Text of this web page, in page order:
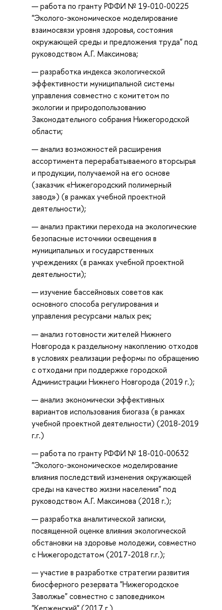
работа по гранту РФФИ № 19-010-00225
"Эколого-экономическое моделирование
взаимосвязи уровня здоровья, состояния
окружающей среды и предложения труда" под
руководством А.Г. Максимова;
разработка индекса экологической
эффективности муниципальной системы
управления совместно с комитетом по
экологии и природопользованию
Законодательного собрания Нижегородской
области;
анализ возможностей расширения
ассортимента перерабатываемого вторсырья
и продукции, получаемой на его основе
(заказчик «Нижегородский полимерный
завод») (в рамках учебной проектной
деятельности);
анализ практики перехода на экологические
безопасные источники освещения в
муниципальных и государственных
учреждениях (в рамках учебной проектной
деятельности);
изучение бассейновых советов как
основного способа регулирования и
управления ресурсами малых рек;
анализ готовности жителей Нижнего
Новгорода к раздельному накоплению отходов
в условиях реализации реформы по обращению
с отходами при поддержке городской
Администрации Нижнего Новгорода (2019 г.);
анализ экономически эффективных
вариантов использования биогаза (в рамках
учебной проектной деятельности) (2018-2019
г.г.)
работа по гранту РФФИ № 18-010-00632
"Эколого-экономическое моделирование
влияния последствий изменения окружающей
среды на качество жизни населения" под
руководством А.Г. Максимова (2018 г.);
разработка аналитической записки,
посвященной оценке влияния экологической
обстановки на здоровье молодежи, совместно
с Нижегородстатом (2017-2018 г.г.);
участие в разработке стратегии развития
биосферного резервата "Нижегородское
Заволжье" совместно с заповедником